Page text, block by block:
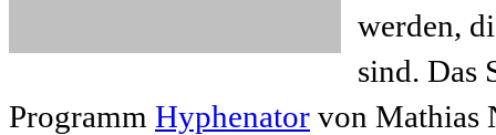
werden,
sind. Das
Programm Hyphenator von Mathias